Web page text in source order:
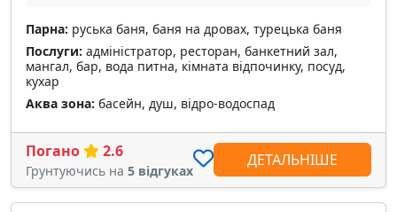
Парна: руська баня, баня на дровах, турецька баня
Послуги: адміністратор, ресторан, банкетний зал,
мангал, бар, вода питна, кімната відпочинку, посуд,
кухар
Аква зона: басейн, душ, відро-водоспад
Погано 2.6
Грунтуючись на 5 відгуках
ДЕТАЛЬНІШЕ